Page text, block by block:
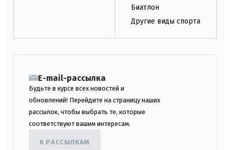
Биатлон
Другие виды спорта
E-mail-рассылка
Будьте в курсе всех новостей и
обновлений! Перейдите на страницу наших
рассылок, чтобы выбрать те, которые
соответствуют вашим интересам.
К РАССЫЛКАМ